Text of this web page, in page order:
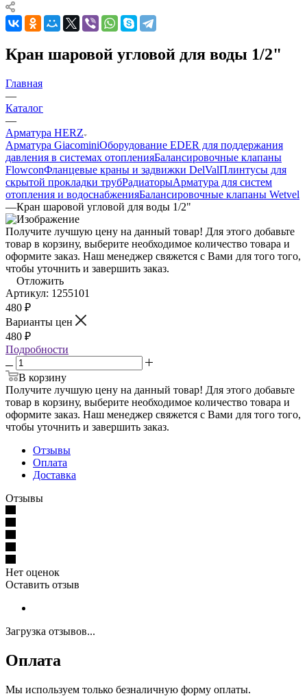
Кран шаровой угловой для воды 1/2"
Главная
—
Каталог
—
Арматура HERZ
Арматура GiacominiОборудование EDER для поддержания
давления в системах отопленияБалансировочные клапаны
FlowconФланцевые краны и задвижки DelValПлинтусы для
скрытой прокладки трубРадиаторыАрматура для систем
отопления и водоснабженияБалансировочные клапаны Wetvel
—Кран шаровой угловой для воды 1/2"
Получите лучшую цену на данный товар! Для этого добавьте
товар в корзину, выберите необходимое количество товара и
оформите заказ. Наш менеджер свяжется с Вами для того того,
чтобы уточнить и завершить заказ.
Отложить
Артикул: 1255101
480 ₽
Варианты цен
480 ₽
Подробности
В корзину
Получите лучшую цену на данный товар! Для этого добавьте
товар в корзину, выберите необходимое количество товара и
оформите заказ. Наш менеджер свяжется с Вами для того того,
чтобы уточнить и завершить заказ.
Отзывы
Оплата
Доставка
Отзывы
Нет оценок
Оставить отзыв
Загрузка отзывов...
Оплата
Мы используем только безналичную форму оплаты.